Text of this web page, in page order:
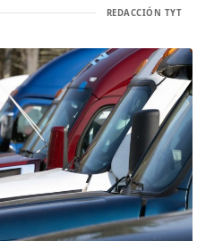
REDACCIÓN TYT